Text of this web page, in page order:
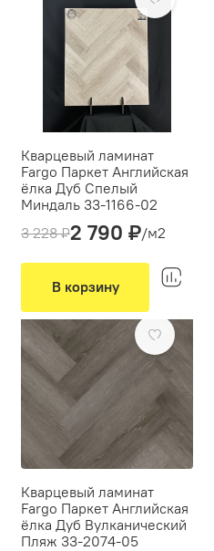
Кварцевый ламинат
Fargo Паркет Английская
ёлка Дуб Спелый
Миндаль 33-1166-02
Толщина(мм):4
Вид укладки:
Английская елка
Цвет:Бежевый
3 228 ₽2 790 ₽/м2
В корзину
Кварцевый ламинат
Fargo Паркет Английская
ёлка Дуб Вулканический
Пляж 33-2074-05